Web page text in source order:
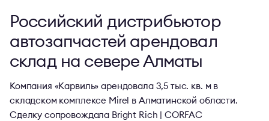
Российский дистрибьютор
автозапчастей арендовал
склад на севере Алматы
Компания «Карвиль» арендовала 3,5 тыс. кв. м в
складском комплексе Mirel в Алматинской области.
Сделку сопровождала Bright Rich | CORFAC